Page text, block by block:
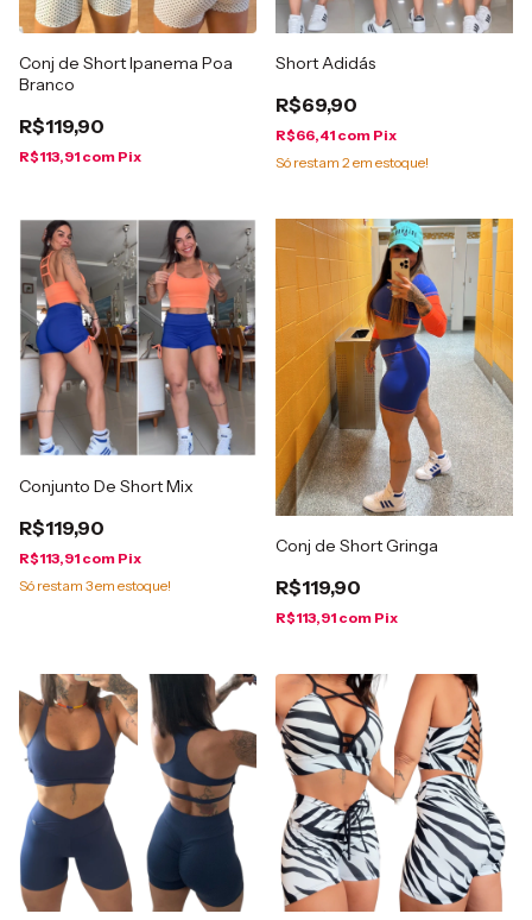
Conj de Short Ipanema Poa
Branco
R$119,90
R$113,91 com Pix
Short Adidás
R$69,90
R$66,41 com Pix
Só restam 2 em estoque!
Conjunto De Short Mix
R$119,90
R$113,91 com Pix
Só restam 3em estoque!
Conj de Short Gringa
R$119,90
R$113,91 com Pix